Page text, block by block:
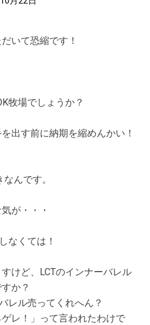
いて恐縮です！
牧場でしょうか？
出す前に納期を縮めんかい！
んです。
が・・・
なくては！
けど、LCTのインナーバレル
か？
レル売ってくれへん？
レ！」って言われたわけで